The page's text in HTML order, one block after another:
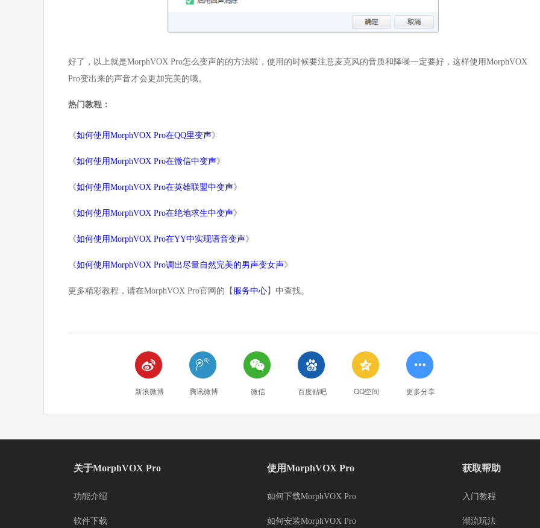
好了，以上就是MorphVOX Pro怎么变声的的方法啦，使用的时候要注意麦克风的音质和降噪一定要好，这样使用MorphVOX
Pro变出来的声音才会更加完美的哦。
热门教程：
《如何使用MorphVOX Pro在QQ里变声》
《如何使用MorphVOX Pro在微信中变声》
《如何使用MorphVOX Pro在英雄联盟中变声》
《如何使用MorphVOX Pro在绝地求生中变声》
《如何使用MorphVOX Pro在YY中实现语音变声》
《如何使用MorphVOX Pro调出尽量自然完美的男声变女声》
更多精彩教程，请在MorphVOX Pro官网的【 服务中心】中查找。

新浪微博

腾讯微博

微信

百度贴吧

QQ空间

更多分享
关于MorphVOX Pro
功能介绍
软件下载
使用MorphVOX Pro
如何下载MorphVOX Pro
如何安装MorphVOX Pro
获取帮助
入门教程
潮流玩法